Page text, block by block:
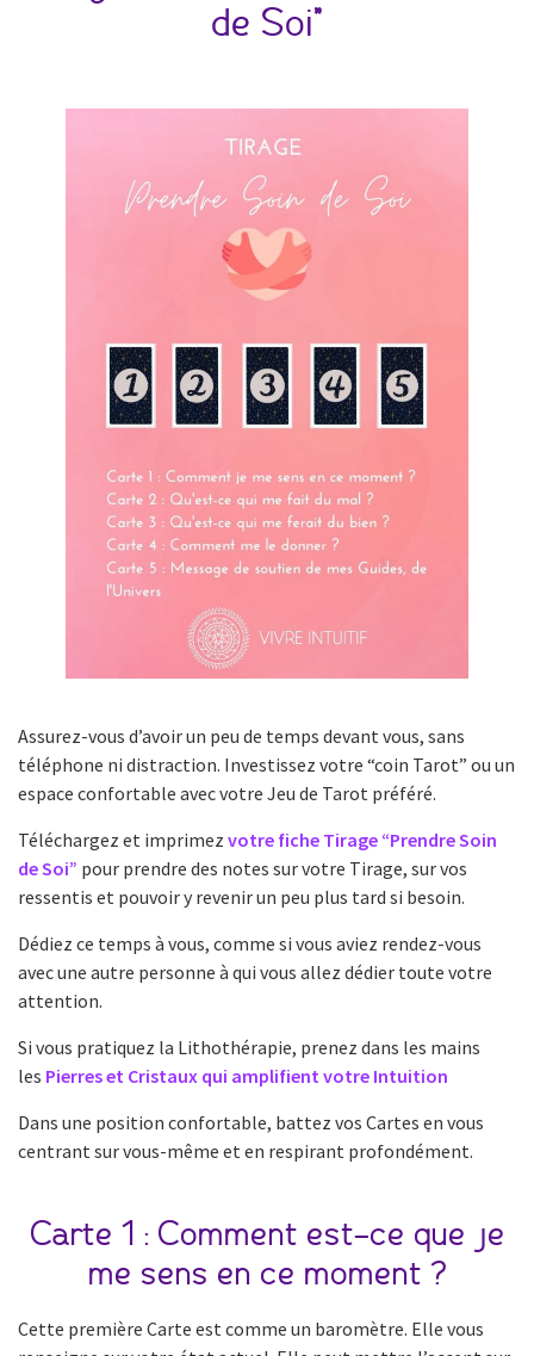
de Soi”
Assurez-vous d’avoir un peu de temps devant vous, sans
téléphone ni distraction. Investissez votre “coin Tarot” ou un
espace confortable avec votre Jeu de Tarot préféré.
Téléchargez et imprimez votre fiche Tirage “Prendre Soin
de Soi” pour prendre des notes sur votre Tirage, sur vos
ressentis et pouvoir y revenir un peu plus tard si besoin.
Dédiez ce temps à vous, comme si vous aviez rendez-vous
avec une autre personne à qui vous allez dédier toute votre
attention.
Si vous pratiquez la Lithothérapie, prenez dans les mains
les Pierres et Cristaux qui amplifient votre Intuition
Dans une position confortable, battez vos Cartes en vous
centrant sur vous-même et en respirant profondément.
Carte 1 : Comment est-ce que je
me sens en ce moment ?
Cette première Carte est comme un baromètre. Elle vous